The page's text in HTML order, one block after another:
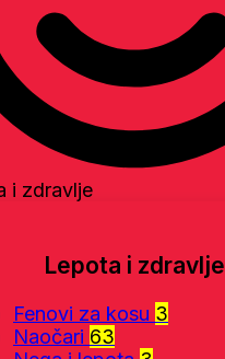
i zdravlje
Lepota i zdravlje
Fenovi za kosu 3
Naočari 63